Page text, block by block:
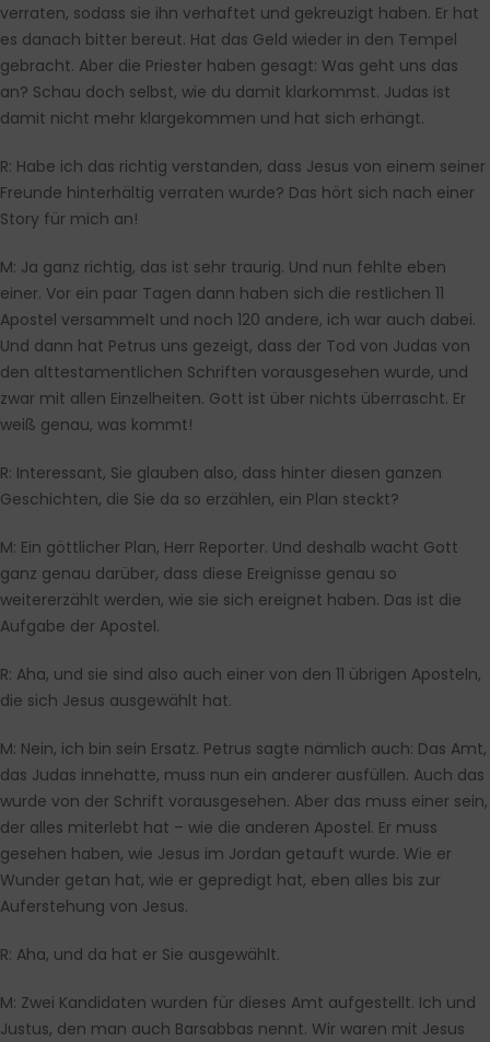
verraten, sodass sie ihn verhaftet und gekreuzigt haben. Er hat
es danach bitter bereut. Hat das Geld wieder in den Tempel
gebracht. Aber die Priester haben gesagt: Was geht uns das
an? Schau doch selbst, wie du damit klarkommst. Judas ist
damit nicht mehr klargekommen und hat sich erhängt.
R: Habe ich das richtig verstanden, dass Jesus von einem seiner
Freunde hinterhältig verraten wurde? Das hört sich nach einer
Story für mich an!
M: Ja ganz richtig, das ist sehr traurig. Und nun fehlte eben
einer. Vor ein paar Tagen dann haben sich die restlichen 11
Apostel versammelt und noch 120 andere, ich war auch dabei.
Und dann hat Petrus uns gezeigt, dass der Tod von Judas von
den alttestamentlichen Schriften vorausgesehen wurde, und
zwar mit allen Einzelheiten. Gott ist über nichts überrascht. Er
weiß genau, was kommt!
R: Interessant, Sie glauben also, dass hinter diesen ganzen
Geschichten, die Sie da so erzählen, ein Plan steckt?
M: Ein göttlicher Plan, Herr Reporter. Und deshalb wacht Gott
ganz genau darüber, dass diese Ereignisse genau so
weitererzählt werden, wie sie sich ereignet haben. Das ist die
Aufgabe der Apostel.
R: Aha, und sie sind also auch einer von den 11 übrigen Aposteln,
die sich Jesus ausgewählt hat.
M: Nein, ich bin sein Ersatz. Petrus sagte nämlich auch: Das Amt,
das Judas innehatte, muss nun ein anderer ausfüllen. Auch das
wurde von der Schrift vorausgesehen. Aber das muss einer sein,
der alles miterlebt hat – wie die anderen Apostel. Er muss
gesehen haben, wie Jesus im Jordan getauft wurde. Wie er
Wunder getan hat, wie er gepredigt hat, eben alles bis zur
Auferstehung von Jesus.
R: Aha, und da hat er Sie ausgewählt.
M: Zwei Kandidaten wurden für dieses Amt aufgestellt. Ich und
Justus, den man auch Barsabbas nennt. Wir waren mit Jesus